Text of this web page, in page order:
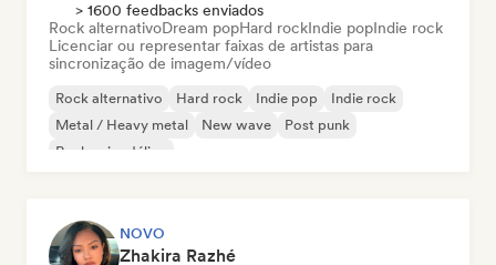
> 1600 feedbacks enviados
Rock alternativoDream popHard rockIndie popIndie rock
Licenciar ou representar faixas de artistas para
sincronização de imagem/vídeo
Rock alternativo Hard rock Indie pop
Indie rock
Metal / Heavy metal
New wave
Post punk
Rock psicodélico
NOVO
Zhakira Razhé